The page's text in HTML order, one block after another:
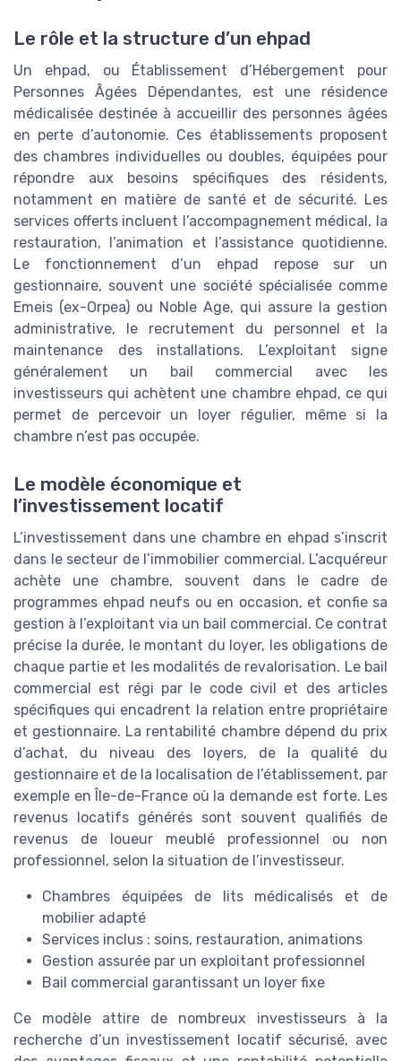
Le rôle et la structure d’un ehpad
Un ehpad, ou Établissement d’Hébergement pour
Personnes Âgées Dépendantes, est une résidence
médicalisée destinée à accueillir des personnes âgées
en perte d’autonomie. Ces établissements proposent
des chambres individuelles ou doubles, équipées pour
répondre aux besoins spécifiques des résidents,
notamment en matière de santé et de sécurité. Les
services offerts incluent l’accompagnement médical, la
restauration, l’animation et l’assistance quotidienne.
Le fonctionnement d’un ehpad repose sur un
gestionnaire, souvent une société spécialisée comme
Emeis (ex-Orpea) ou Noble Age, qui assure la gestion
administrative, le recrutement du personnel et la
maintenance des installations. L’exploitant signe
généralement un bail commercial avec les
investisseurs qui achètent une chambre ehpad, ce qui
permet de percevoir un loyer régulier, même si la
chambre n’est pas occupée.
Le modèle économique et
l’investissement locatif
L’investissement dans une chambre en ehpad s’inscrit
dans le secteur de l’immobilier commercial. L’acquéreur
achète une chambre, souvent dans le cadre de
programmes ehpad neufs ou en occasion, et confie sa
gestion à l’exploitant via un bail commercial. Ce contrat
précise la durée, le montant du loyer, les obligations de
chaque partie et les modalités de revalorisation. Le bail
commercial est régi par le code civil et des articles
spécifiques qui encadrent la relation entre propriétaire
et gestionnaire. La rentabilité chambre dépend du prix
d’achat, du niveau des loyers, de la qualité du
gestionnaire et de la localisation de l’établissement, par
exemple en Île-de-France où la demande est forte. Les
revenus locatifs générés sont souvent qualifiés de
revenus de loueur meublé professionnel ou non
professionnel, selon la situation de l’investisseur.
Chambres équipées de lits médicalisés et de
mobilier adapté
Services inclus : soins, restauration, animations
Gestion assurée par un exploitant professionnel
Bail commercial garantissant un loyer fixe
Ce modèle attire de nombreux investisseurs à la
recherche d’un investissement locatif sécurisé, avec